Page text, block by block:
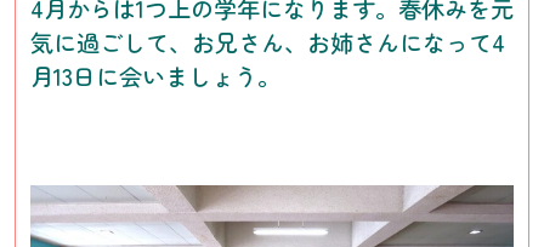
4月からは1つ上の学年になります。春休みを元
気に過ごして、お兄さん、お姉さんになって4
月13日に会いましょう。